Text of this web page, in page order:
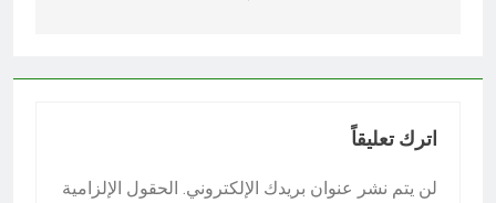
اترك تعليقاً
لن يتم نشر عنوان بريدك الإلكتروني. الحقول الإلزامية